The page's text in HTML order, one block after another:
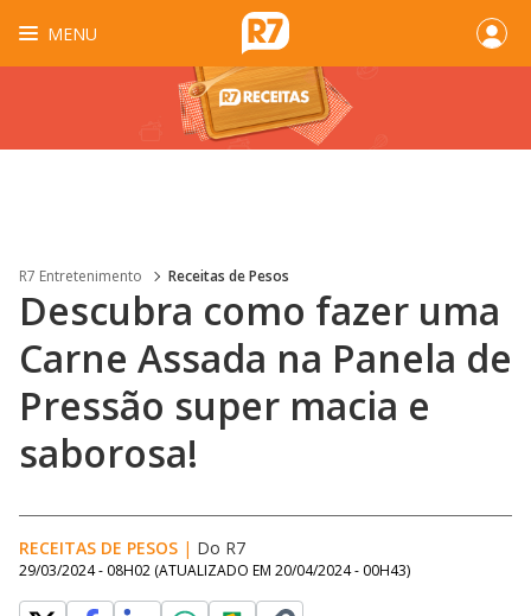
MENU
R7 Entretenimento Receitas de Pesos
Descubra como fazer uma
Carne Assada na Panela de
Pressão super macia e
saborosa!
RECEITAS DE PESOS | Do R7
29/03/2024 - 08H02 (ATUALIZADO EM 20/04/2024 - 00H43)